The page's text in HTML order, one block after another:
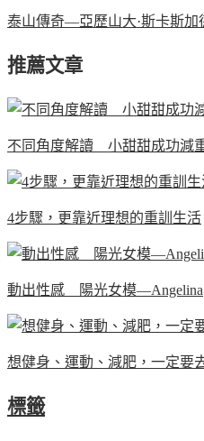
泰山傳奇—亞歷山大·斯卡斯加
推薦文章
不同角度解讀 小甜甜成功減
4步驟，更靠近理想的重訓生活
動出性感 陽光女模—Angelina
想健身、運動、減肥，一定要
標籤